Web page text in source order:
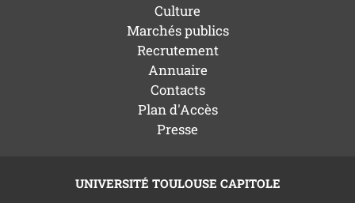
Culture
Marchés publics
Recrutement
Annuaire
Contacts
Plan d'Accès
Presse
UNIVERSITÉ TOULOUSE CAPITOLE